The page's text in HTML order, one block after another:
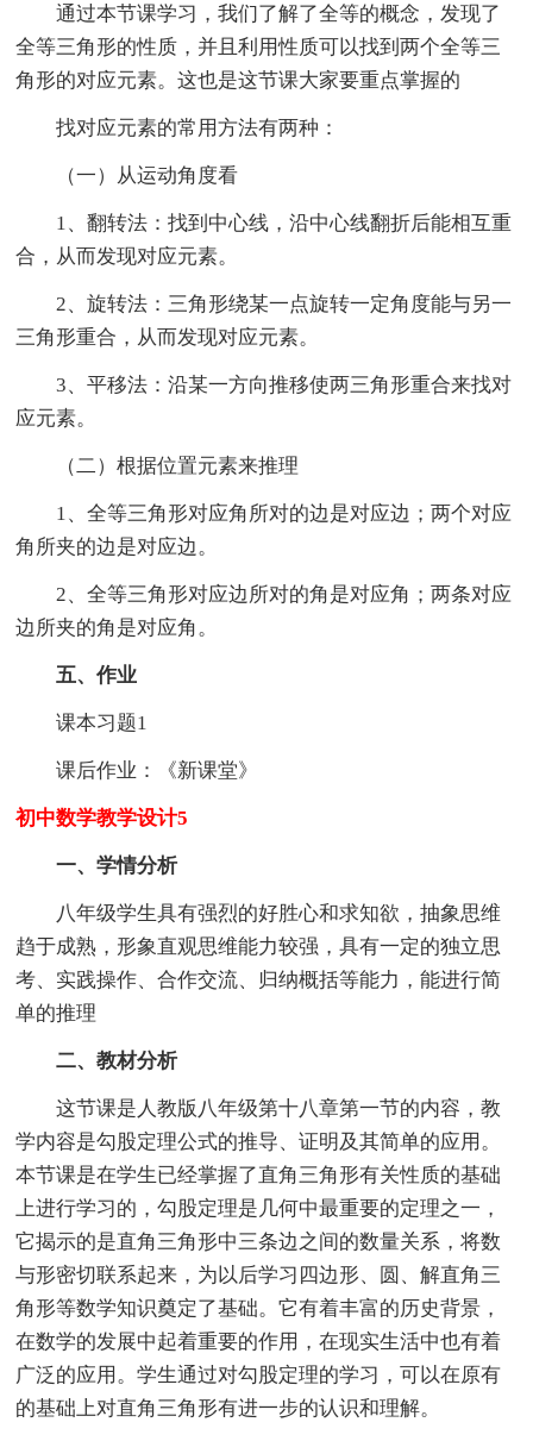
通过本节课学习，我们了解了全等的概念，发现了
全等三角形的性质，并且利用性质可以找到两个全等三
角形的对应元素。这也是这节课大家要重点掌握的
找对应元素的常用方法有两种：
（一）从运动角度看
1、翻转法：找到中心线，沿中心线翻折后能相互重
合，从而发现对应元素。
2、旋转法：三角形绕某一点旋转一定角度能与另一
三角形重合，从而发现对应元素。
3、平移法：沿某一方向推移使两三角形重合来找对
应元素。
（二）根据位置元素来推理
1、全等三角形对应角所对的边是对应边；两个对应
角所夹的边是对应边。
2、全等三角形对应边所对的角是对应角；两条对应
边所夹的角是对应角。
五、作业
课本习题1
课后作业：《新课堂》
初中数学教学设计5
一、学情分析
八年级学生具有强烈的好胜心和求知欲，抽象思维
趋于成熟，形象直观思维能力较强，具有一定的独立思
考、实践操作、合作交流、归纳概括等能力，能进行简
单的推理
二、教材分析
这节课是人教版八年级第十八章第一节的内容，教
学内容是勾股定理公式的推导、证明及其简单的应用。
本节课是在学生已经掌握了直角三角形有关性质的基础
上进行学习的，勾股定理是几何中最重要的定理之一，
它揭示的是直角三角形中三条边之间的数量关系，将数
与形密切联系起来，为以后学习四边形、圆、解直角三
角形等数学知识奠定了基础。它有着丰富的历史背景，
在数学的发展中起着重要的作用，在现实生活中也有着
广泛的应用。学生通过对勾股定理的学习，可以在原有
的基础上对直角三角形有进一步的认识和理解。